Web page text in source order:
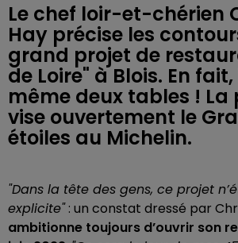
Le chef loir-et-chérien
Hay précise les
grand projet de
de Loire" à Blois. En
même deux tables !
vise ouvertement le
étoiles au Michelin.
"Dans la tête des gens, ce projet
explicite": un constat dressé par
ambitionne toujours d’ouvrir son